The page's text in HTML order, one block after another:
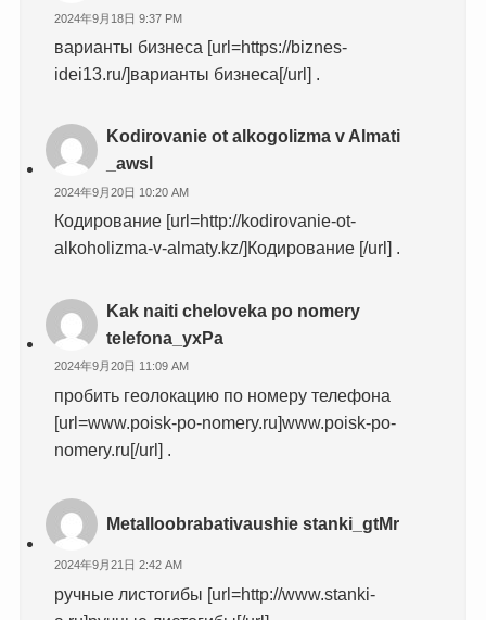
2024年9月18日 9:37 PM
варианты бизнеса [url=https://biznes-
idei13.ru/]варианты бизнеса[/url] .
Kodirovanie ot alkogolizma v Almati
_awsl
2024年9月20日 10:20 AM
Кодирование [url=http://kodirovanie-ot-
alkoholizma-v-almaty.kz/]Кодирование [/url] .
Kak naiti cheloveka po nomery
telefona_yxPa
2024年9月20日 11:09 AM
пробить геолокацию по номеру телефона
[url=www.poisk-po-nomery.ru]www.poisk-po-
nomery.ru[/url] .
Metalloobrabativaushie stanki_gtMr
2024年9月21日 2:42 AM
ручные листогибы [url=http://www.stanki-